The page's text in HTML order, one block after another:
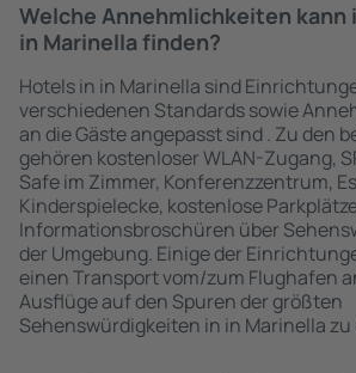
Welche Annehmlichkeiten kann
in Marinella finden?
Hotels in in Marinella sind
verschiedenen Standards sowie
an die Gäste angepasst sind . Zu den
gehören kostenloser WLAN-Zugang,
Safe im Zimmer, Konferenzzentrum,
Kinderspielecke, kostenlose
Informationsbroschüren über
der Umgebung. Einige der
einen Transport vom/zum Flughafen
Ausflüge auf den Spuren der größten
Sehenswürdigkeiten in in Marinella